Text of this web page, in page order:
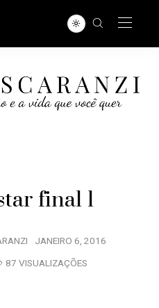
final 1
JANEIRO 6, 2016
87 VISUALIZAÇÕES